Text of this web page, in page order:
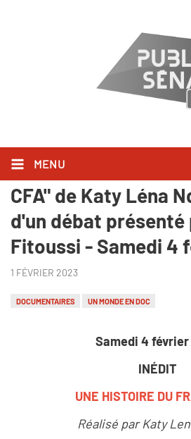
MENU
Inédit : "Une histoire
CFA" de Katy Léna
d'un débat présenté
Fitoussi - Samedi 4
1 FÉVRIER 2023
DOCUMENTAIRES UN MONDE EN DOC
Samedi 4 février
INÉDIT
UNE HISTOIRE DU
Réalisé par Katy